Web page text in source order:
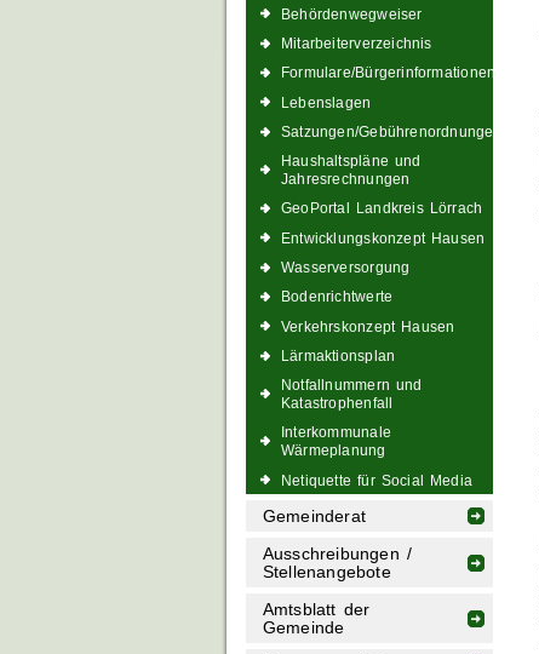
Behördenwegweiser
Mitarbeiterverzeichnis
Formulare/Bürgerinformationen
Lebenslagen
Satzungen/Gebührenordnungen
Haushaltspläne und
Jahresrechnungen
GeoPortal Landkreis Lörrach
Entwicklungskonzept Hausen
Wasserversorgung
Bodenrichtwerte
Verkehrskonzept Hausen
Lärmaktionsplan
Notfallnummern und
Katastrophenfall
Interkommunale
Wärmeplanung
Netiquette für Social Media
Gemeinderat
Ausschreibungen /
Stellenangebote
Amtsblatt der
Gemeinde